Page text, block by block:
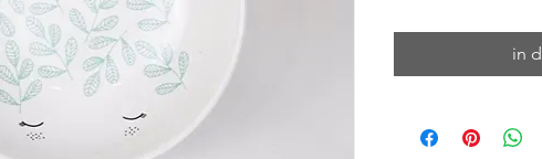
in